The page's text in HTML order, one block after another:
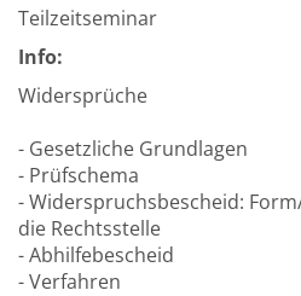
Teilzeitseminar
Info:
Widersprüche
- Gesetzliche Grundlagen
- Prüfschema
- Widerspruchsbescheid:
die Rechtsstelle
- Abhilfebescheid
- Verfahren